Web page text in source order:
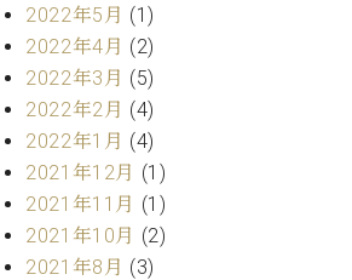
シ
ュ
タ
イ
ン
デ
ジ
タ
ル)
イ
ベ
ン
ト
情
八
王
子
工
2022年5月 (1)
2022年4月 (2)
2022年3月 (5)
2022年2月 (4)
2022年1月 (4)
2021年12月 (1)
2021年11月 (1)
2021年10月 (2)
2021年8月 (3)